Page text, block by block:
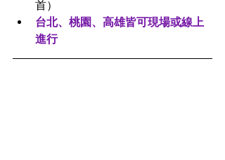
首）
台北、桃園、高雄皆可現場或線上
進行